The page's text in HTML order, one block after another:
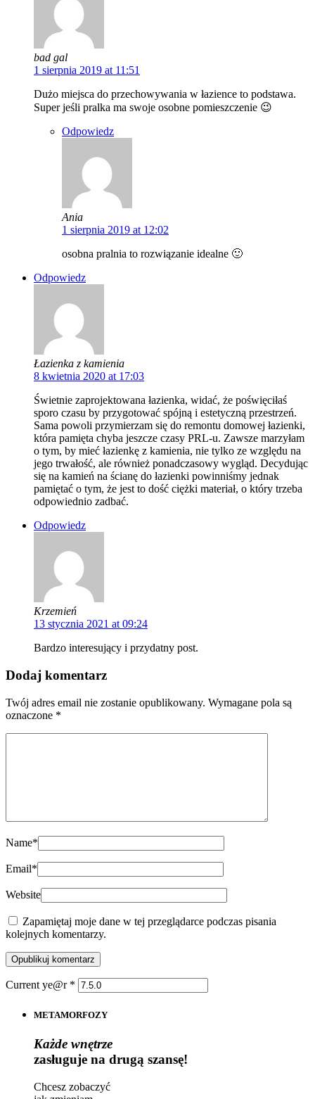
bad gal
1 sierpnia 2019 at 11:51
Dużo miejsca do przechowywania w łazience to podstawa.
Super jeśli pralka ma swoje osobne pomieszczenie 😉
Odpowiedz
Ania
1 sierpnia 2019 at 12:02
osobna pralnia to rozwiązanie idealne 🙂
Odpowiedz
Łazienka z kamienia
8 kwietnia 2020 at 17:03
Świetnie zaprojektowana łazienka, widać, że poświęciłaś
sporo czasu by przygotować spójną i estetyczną przestrzeń.
Sama powoli przymierzam się do remontu domowej łazienki,
która pamięta chyba jeszcze czasy PRL-u. Zawsze marzyłam
o tym, by mieć łazienkę z kamienia, nie tylko ze względu na
jego trwałość, ale również ponadczasowy wygląd. Decydując
się na kamień na ścianę do łazienki powinniśmy jednak
pamiętać o tym, że jest to dość ciężki materiał, o który trzeba
odpowiednio zadbać.
Odpowiedz
Krzemień
13 stycznia 2021 at 09:24
Bardzo interesujący i przydatny post.
Dodaj komentarz
Twój adres email nie zostanie opublikowany. Wymagane pola są
oznaczone *
Name*
Email*
Website
Zapamiętaj moje dane w tej przeglądarce podczas pisania
kolejnych komentarzy.
Current ye@r *
METAMORFOZY
Każde wnętrze
zasługuje na drugą szansę!
Chcesz zobaczyć